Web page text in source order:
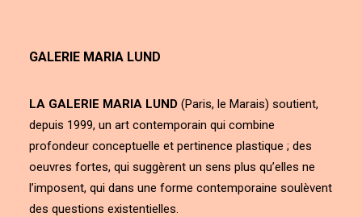
GALERIE MARIA LUND
LA GALERIE MARIA LUND (Paris, le Marais) soutient,
depuis 1999, un art contemporain qui combine
profondeur conceptuelle et pertinence plastique ; des
oeuvres fortes, qui suggèrent un sens plus qu’elles ne
l’imposent, qui dans une forme contemporaine soulèvent
des questions existentielles.